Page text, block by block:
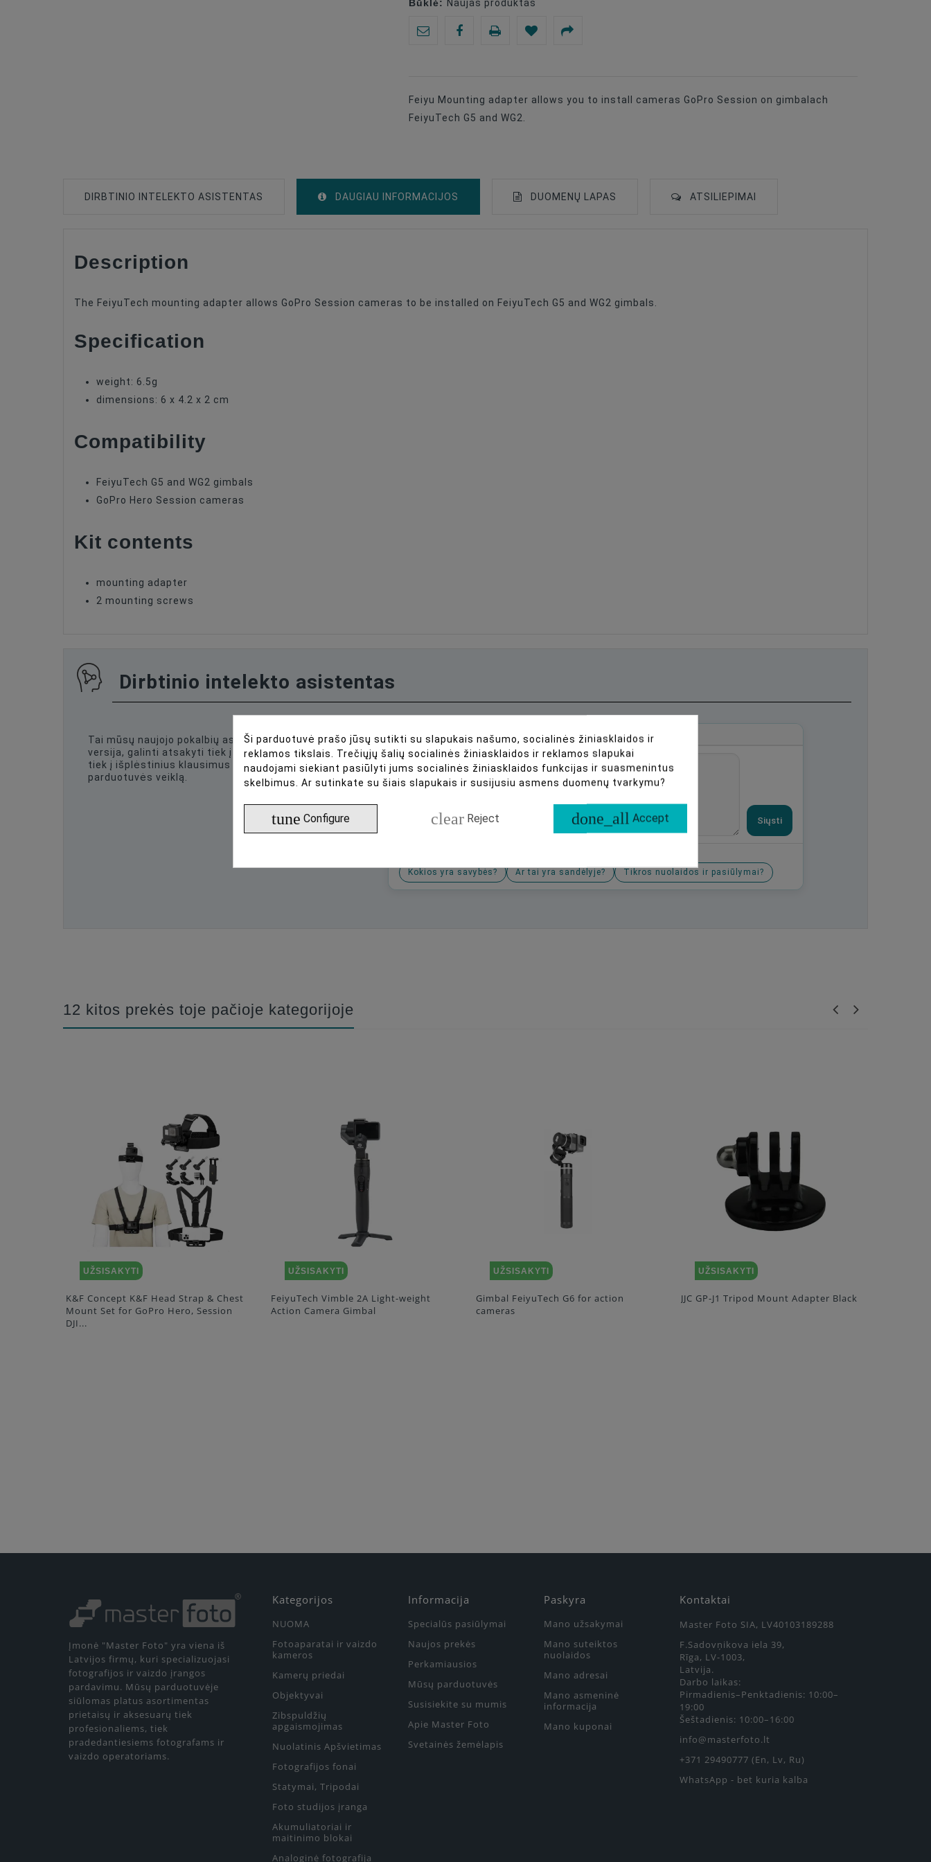
Naujas produktas
Feiyu Mounting adapter allows you to install cameras GoPro Session on gimbalach
FeiyuTech G5 and WG2.
DIRBTINIO INTELEKTO ASISTENTAS DAUGIAU INFORMACIJOS DUOMENŲ LAPAS ATSILIEPIMAI
Type Of Product
Description
The FeiyuTech mounting adapter allows GoPro Session cameras to be installed on FeiyuTech G5 and WG2 gimbals.
Specification
weight: 6.5g
dimensions: 6 x 4.2 x 2 cm
Compatibility
FeiyuTech G5 and WG2 gimbals
GoPro Hero Session cameras
Kit contents
mounting adapter
2 mounting screws
Dirbtinio intelekto asistentas
Tai mūsų naujojo pokalbių asistento beta
versija, galinti atsakyti tiek į standartinius,
tiek į išplėstinius klausimus apie produktus ir
parduotuvės veiklą.
Siųsti
Kokios yra savybės?
Ar tai yra sandėlyje? Tikros nuolaidos ir pasiūlymai?
12 kitos prekės toje pačioje kategorijoje
UŽSISAKYTI
K&F Concept K&F Head Strap & Chest
Mount Set for GoPro Hero, Session
DJI...
UŽSISAKYTI
FeiyuTech Vimble 2A Light-weight
Action Camera Gimbal
UŽSISAKYTI
Gimbal FeiyuTech G6 for action
cameras
UŽSISAKYTI
JJC GP-J1 Tripod Mount Adapter Black
Įmonė "Master Foto" yra viena iš
Latvijos firmų, kuri specializuojasi
fotografijos ir vaizdo įrangos
pardavimu. Mūsų parduotuvėje
siūlomas platus asortimentas
prietaisų ir aksesuarų tiek
profesionaliems, tiek
pradedantiesiems fotografams ir
vaizdo operatoriams.
Kategorijos
NUOMA
Fotoaparatai ir vaizdo
kameros
Kamerų priedai
Objektyvai
Zibspuldžių
apgaismojimas
Nuolatinis Apšvietimas
Fotografijos fonai
Statymai, Tripodai
Foto studijos įranga
Akumuliatoriai ir
maitinimo blokai
Analoginė fotografija
Informacija
Specialūs pasiūlymai
Naujos prekės
Perkamiausios
Mūsų parduotuvės
Susisiekite su mumis
Apie Master Foto
Svetainės žemėlapis
Paskyra
Mano užsakymai
Mano suteiktos
nuolaidos
Mano adresai
Mano asmeninė
informacija
Mano kuponai
Kontaktai
Master Foto SIA, LV40103189288
F.Sadovņikova iela 39,
Rīga, LV-1003,
Latvija.
Darbo laikas:
Pirmadienis–Penktadienis: 10:00–
19:00
Šeštadienis: 10:00–16:00
info@masterfoto.lt
+371 29490777 (En, Lv, Ru)
WhatsApp - bet kuria kalba
Ši parduotuvė prašo jūsų sutikti su slapukais našumo, socialinės žiniasklaidos ir
reklamos tikslais. Trečiųjų šalių socialinės žiniasklaidos ir reklamos slapukai
naudojami siekiant pasiūlyti jums socialinės žiniasklaidos funkcijas ir suasmenintus
skelbimus. Ar sutinkate su šiais slapukais ir susijusiu asmens duomenų tvarkymu?
tune Configure clear Reject done_all Accept